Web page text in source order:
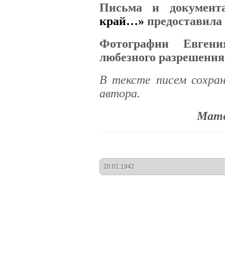
Письма и
край…»
Фотографии
любезного
В тексте писем
автора.
20.01.1942